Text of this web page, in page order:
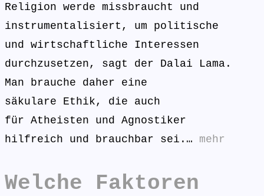
Religion werde missbraucht und
instrumentalisiert, um politische
und wirtschaftliche Interessen
durchzusetzen, sagt der Dalai Lama.
Man brauche daher eine
säkulare Ethik, die auch
für Atheisten und Agnostiker
hilfreich und brauchbar sei.… mehr
Welche Faktoren